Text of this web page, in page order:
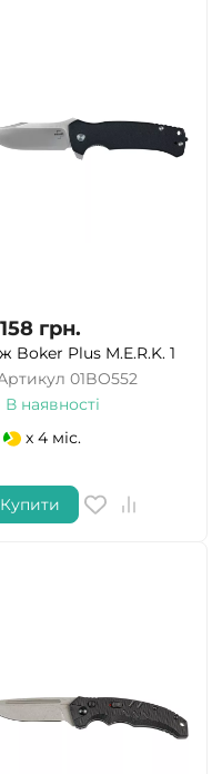
грн.
Boker Plus M.E.R.K. 1
01BO552
В наявності
x 4 міс.
Купити